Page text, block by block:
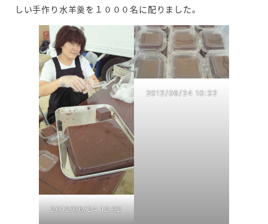
しい手作り水羊羹を１０００名に配りました。
2012/06/24 12:32
2012/06/24 10:32